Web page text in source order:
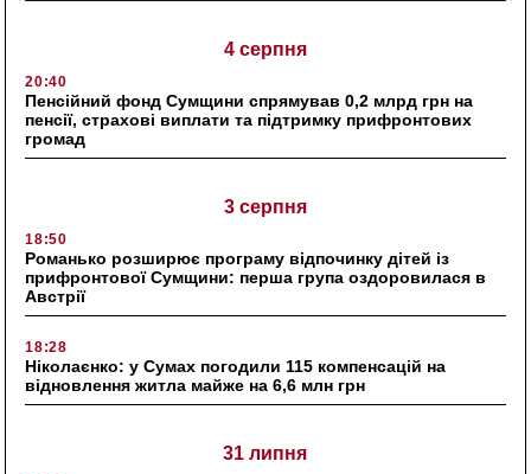
4 серпня
20:40
Пенсійний фонд Сумщини спрямував 0,2 млрд грн на
пенсії, страхові виплати та підтримку прифронтових
громад
3 серпня
18:50
Романько розширює програму відпочинку дітей із
прифронтової Сумщини: перша група оздоровилася в
Австрії
18:28
Ніколаєнко: у Сумах погодили 115 компенсацій на
відновлення житла майже на 6,6 млн грн
31 липня